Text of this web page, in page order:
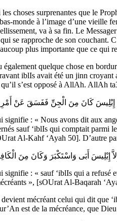
les choses surprenantes que le
monde à l’image d’une vieille
va à sa fin. Le
se rapproche de son couchant.
plus importante que ce qui
également quelque chose en
iblIs avait été un jinn croyant
qu’il s’est opposé à AllAh. AllAh
signifie : « Nous avons dit aux
sauf ‘iblIs qui comptait parmi
Al-Kahf ‘Ayah 50]. D’autre
signifie : « sauf ‘iblIs qui a refusé
», [sOUrat Al-Baqarah
mécréant celui qui dit que
est de la mécréance, que